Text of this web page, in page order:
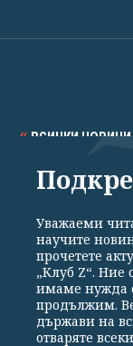
ВСИЧКИ НОВИНИ
СПОРТ
Общи
Реклама
Уважаеми
научите
прочетете
„Клуб Z“. Ние
имаме нужда
продължим.
държави на
отваряте